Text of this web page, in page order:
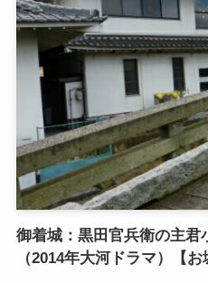
御着城：黒田官兵衛の主君
（2014年大河ドラマ）【